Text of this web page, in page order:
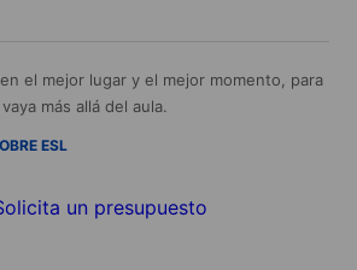
el mejor lugar y el mejor momento, para
más allá del aula.
ESL
un presupuesto